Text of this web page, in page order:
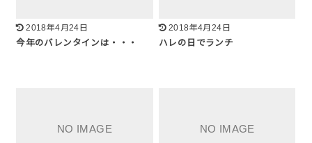
2018年4月24日
今年のバレンタインは・・・
2018年4月24日
ハレの日でランチ